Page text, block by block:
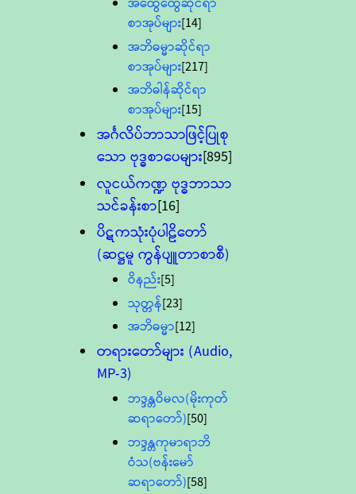
စာအုပ်များ[14]
အဘိဓမ္မာဆိုင်ရာ
စာအုပ်များ[217]
အဘိဓါန်ဆိုင်ရာ
စာအုပ်များ[15]
အင်္ဂလိပ်ဘာသာဖြင့်ပြုစု
သော ဗုဒ္ဓစာပေများ[895]
လူငယ်ကဏ္ဍ ဗုဒ္ဓဘာသာ
သင်ခန်းစာ[16]
ပိဋကသုံးပုံပါဠိတော်
(ဆဋ္ဌမူ ကွန်ပျူတာစာစီ)
ဝိနည်း[5]
သုတ္တန်[23]
အဘိဓမ္မာ[12]
တရားတော်များ (Audio,
MP-3)
ဘဒ္ဒန္တဝိမလ(မိုးကုတ်
ဆရာတော်)[50]
ဘဒ္ဒန္တကုမာရာဘိ
ဝံသ(ဗန်းမော်
ဆရာတော်)[58]